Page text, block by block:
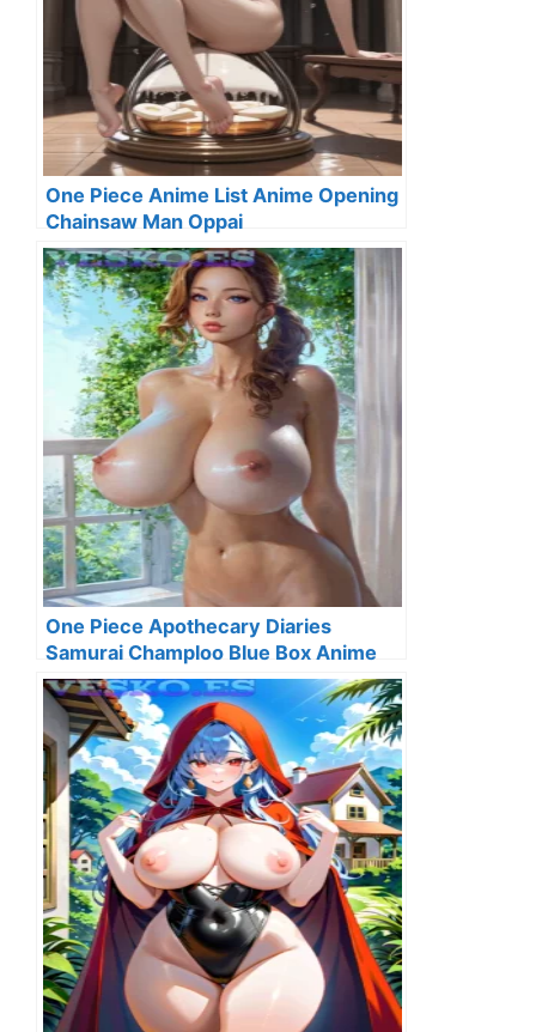
One Piece Anime List Anime Opening
Chainsaw Man Oppai
One Piece Apothecary Diaries
Samurai Champloo Blue Box Anime
Streaming